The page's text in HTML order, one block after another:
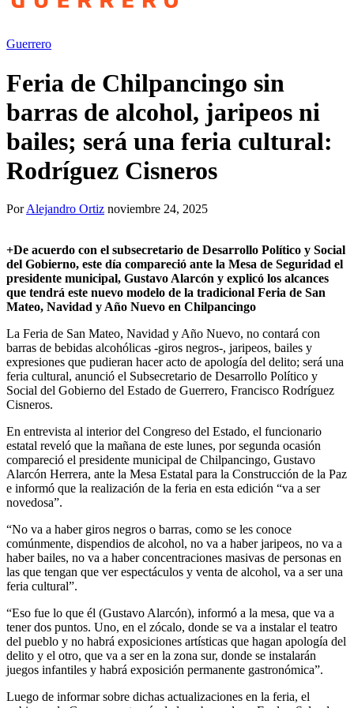
Guerrero
Feria de Chilpancingo sin
barras de alcohol, jaripeos ni
bailes; será una feria cultural:
Rodríguez Cisneros
PorAlejandro Ortiz noviembre 24, 2025
+De acuerdo con el subsecretario de Desarrollo Político y Social
del Gobierno, este día compareció ante la Mesa de Seguridad el
presidente municipal, Gustavo Alarcón y explicó los alcances
que tendrá este nuevo modelo de la tradicional Feria de San
Mateo, Navidad y Año Nuevo en Chilpancingo
La Feria de San Mateo, Navidad y Año Nuevo, no contará con
barras de bebidas alcohólicas -giros negros-, jaripeos, bailes y
expresiones que pudieran hacer acto de apología del delito; será una
feria cultural, anunció el Subsecretario de Desarrollo Político y
Social del Gobierno del Estado de Guerrero, Francisco Rodríguez
Cisneros.
En entrevista al interior del Congreso del Estado, el funcionario
estatal reveló que la mañana de este lunes, por segunda ocasión
compareció el presidente municipal de Chilpancingo, Gustavo
Alarcón Herrera, ante la Mesa Estatal para la Construcción de la Paz
e informó que la realización de la feria en esta edición “va a ser
novedosa”.
“No va a haber giros negros o barras, como se les conoce
comúnmente, dispendios de alcohol, no va a haber jaripeos, no va a
haber bailes, no va a haber concentraciones masivas de personas en
las que tengan que ver espectáculos y venta de alcohol, va a ser una
feria cultural”.
“Eso fue lo que él (Gustavo Alarcón), informó a la mesa, que va a
tener dos puntos. Uno, en el zócalo, donde se va a instalar el teatro
del pueblo y no habrá exposiciones artísticas que hagan apología del
delito y el otro, que va a ser en la zona sur, donde se instalarán
juegos infantiles y habrá exposición permanente gastronómica”.
Luego de informar sobre dichas actualizaciones en la feria, el